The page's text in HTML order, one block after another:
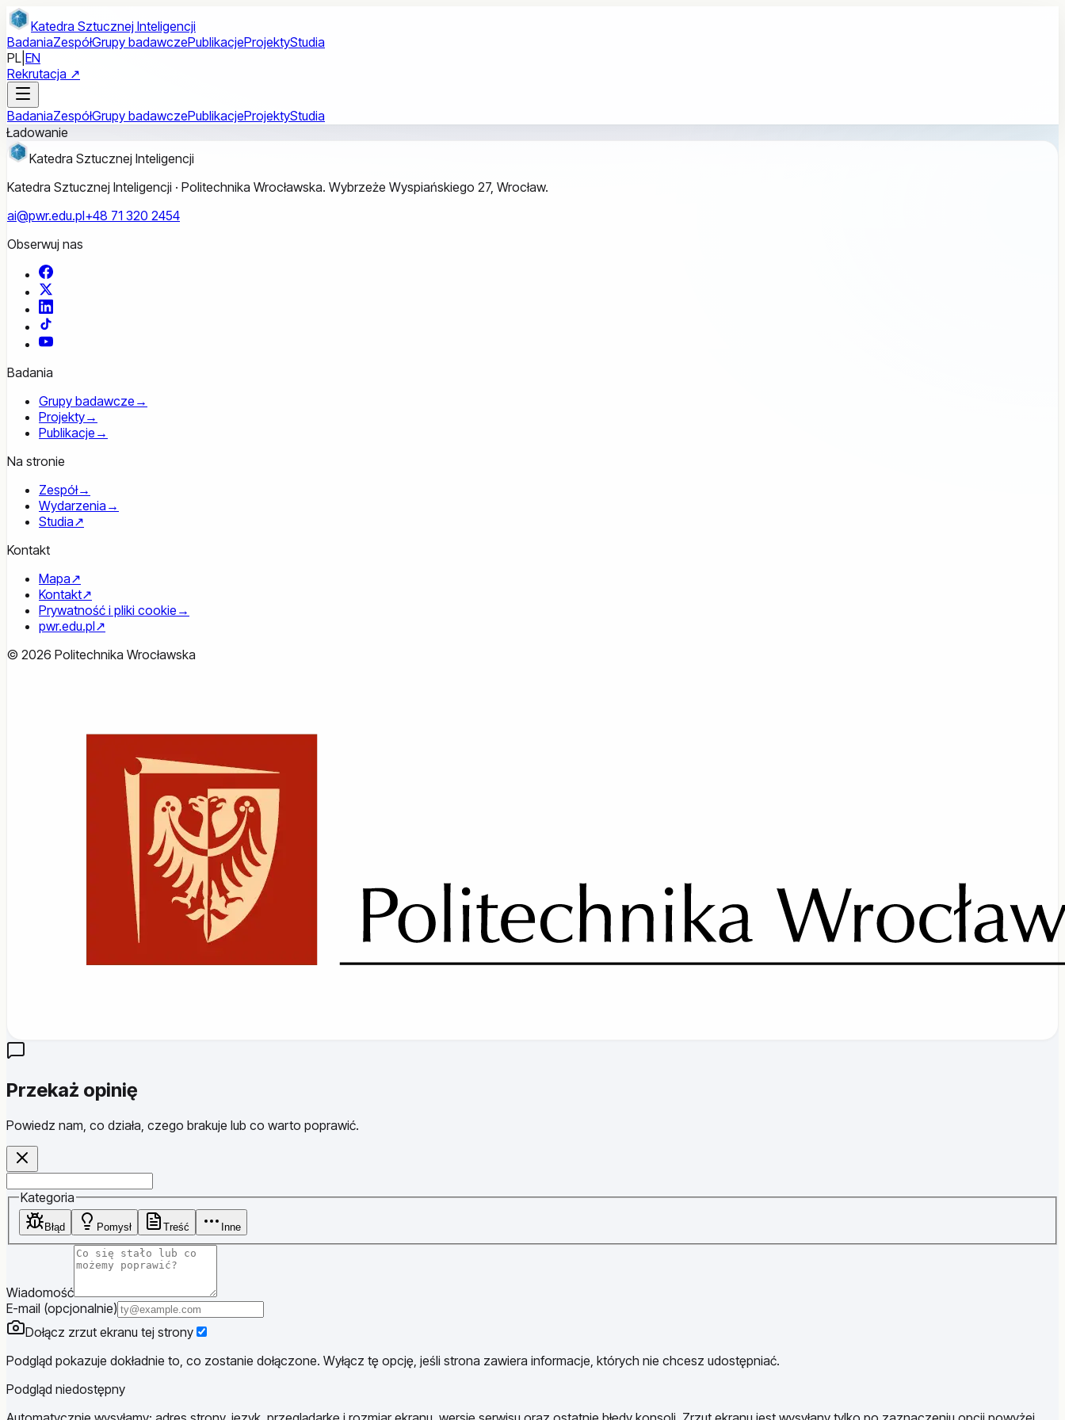
Przejdź do treści głównej
Katedra Sztucznej Inteligencji
BadaniaZespółGrupy badawczePublikacjeProjektyStudia
PL EN
Rekrutacja ↗
BadaniaZespółGrupy badawczePublikacjeProjektyStudia
Ładowanie
Katedra Sztucznej Inteligencji
Katedra Sztucznej Inteligencji · Politechnika Wrocławska. Wybrzeże Wyspiańskiego 27, Wrocław.
ai@pwr.edu.pl+48 71 320 2454
Obserwuj nas
Facebook
YouTube
Badania
Grupy badawcze →
Projekty→
Publikacje →
Na stronie
Zespół→
Wydarzenia →
Studia↗
Kontakt
Mapa↗
Kontakt↗
Prywatność i pliki cookie →
pwr.edu.pl↗
© 2026 Politechnika Wrocławska
Przekaż opinię
Powiedz nam, co działa, czego brakuje lub co warto poprawić.
Website
Kategoria
Błąd Pomysł Treść Inne
Wiadomość
E-mail (opcjonalnie)
Dołącz zrzut ekranu tej strony
Podgląd pokazuje dokładnie to, co zostanie dołączone. Wyłącz tę opcję, jeśli strona zawiera informacje, których nie chcesz udostępniać.
Podgląd niedostępny